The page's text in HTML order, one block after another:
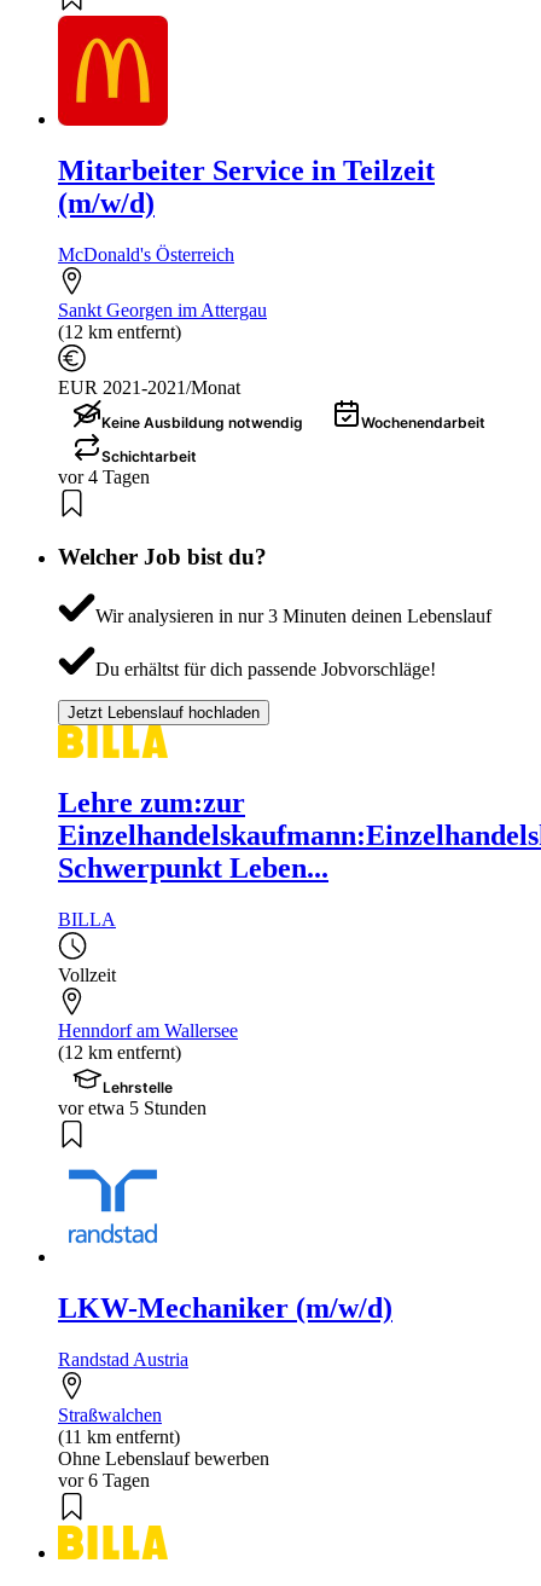
Mitarbeiter Service in Teilzeit
(m/w/d)
McDonald's Österreich
Sankt Georgen im Attergau
(12 km entfernt)
EUR 2021-2021/Monat
Keine Ausbildung notwendig
Wochenendarbeit
Schichtarbeit
vor 4 Tagen
Welcher Job bist du?
Wir analysieren in nur 3 Minuten deinen Lebenslauf
Du erhältst für dich passende Jobvorschläge!
Jetzt Lebenslauf hochladen
Lehre zum:zur
Schwerpunkt Leben...
BILLA
Vollzeit
Henndorf am Wallersee
(12 km entfernt)
Lehrstelle
vor etwa 5 Stunden
LKW-Mechaniker (m/w/d)
Randstad Austria
Straßwalchen
(11 km entfernt)
Ohne Lebenslauf bewerben
vor 6 Tagen